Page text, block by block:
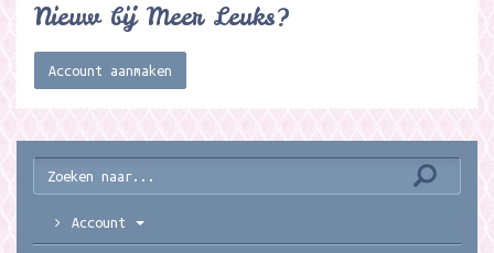
Nieuw bij Meer Leuks?
Account aanmaken
Account